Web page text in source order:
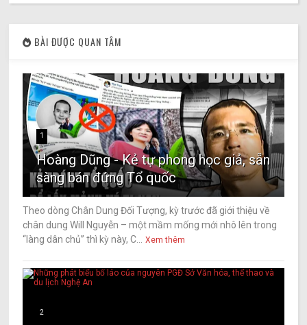
BÀI ĐƯỢC QUAN TÂM
1
Hoàng Dũng - Kẻ tự phong học giả, sẵn
sàng bán đứng Tổ quốc
Theo dòng Chân Dung Đối Tượng, kỳ trước đã giới thiệu về
chân dung Will Nguyễn – một mầm mống mới nhô lên trong
“làng dân chủ” thì kỳ này, C...
Xem thêm
2